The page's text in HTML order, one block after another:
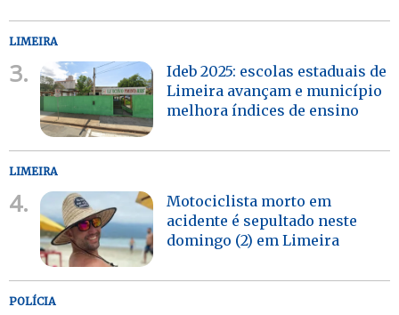
LIMEIRA
3.
Ideb 2025: escolas estaduais de
Limeira avançam e município
melhora índices de ensino
LIMEIRA
4.
Motociclista morto em
acidente é sepultado neste
domingo (2) em Limeira
POLÍCIA